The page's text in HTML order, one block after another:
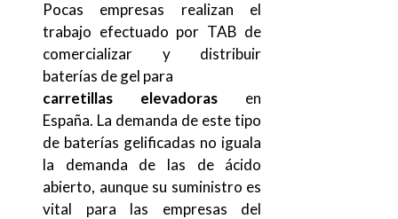
Pocas empresas realizan el
trabajo efectuado por TAB de
comercializar y distribuir
baterías de gel para
carretillas elevadoras en
España. La demanda de este tipo
de baterías gelificadas no iguala
la demanda de las de ácido
abierto, aunque su suministro es
vital para las empresas del